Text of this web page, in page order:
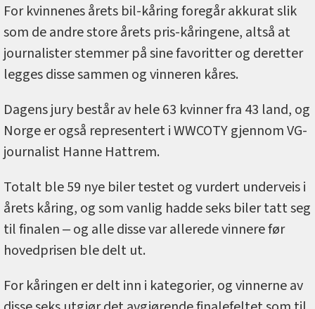
For kvinnenes årets bil-kåring foregår akkurat slik
som de andre store årets pris-kåringene, altså at
journalister stemmer på sine favoritter og deretter
legges disse sammen og vinneren kåres.
Dagens jury består av hele 63 kvinner fra 43 land, og
Norge er også representert i WWCOTY gjennom VG-
journalist Hanne Hattrem.
Totalt ble 59 nye biler testet og vurdert underveis i
årets kåring, og som vanlig hadde seks biler tatt seg
til finalen ‒ og alle disse var allerede vinnere før
hovedprisen ble delt ut.
For kåringen er delt inn i kategorier, og vinnerne av